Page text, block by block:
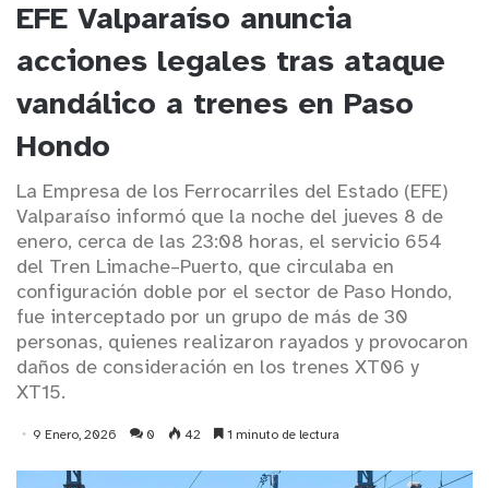
EFE Valparaíso anuncia
acciones legales tras ataque
vandálico a trenes en Paso
Hondo
La Empresa de los Ferrocarriles del Estado (EFE)
Valparaíso informó que la noche del jueves 8 de
enero, cerca de las 23:08 horas, el servicio 654
del Tren Limache–Puerto, que circulaba en
configuración doble por el sector de Paso Hondo,
fue interceptado por un grupo de más de 30
personas, quienes realizaron rayados y provocaron
daños de consideración en los trenes XT06 y
XT15.
9 Enero, 2026 0 42 1 minuto de lectura